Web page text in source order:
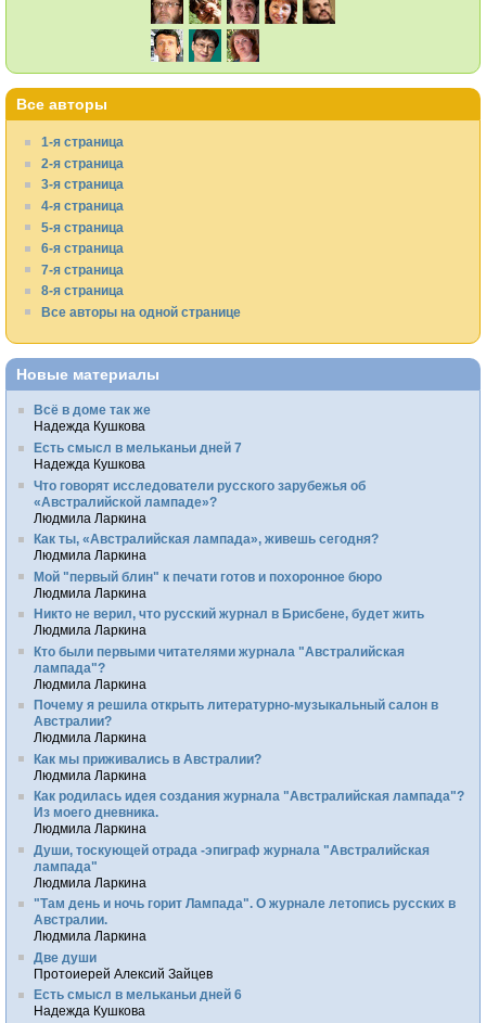
Все авторы
1-я страница
2-я страница
3-я страница
4-я страница
5-я страница
6-я страница
7-я страница
8-я страница
Все авторы на одной странице
Новые материалы
Всё в доме так же
Надежда Кушкова
Есть смысл в мельканьи дней 7
Надежда Кушкова
Что говорят исследователи русского зарубежья об
«Австралийской лампаде»?
Людмила Ларкина
Как ты, «Австралийская лампада», живешь сегодня?
Людмила Ларкина
Мой "первый блин" к печати готов и похоронное бюро
Людмила Ларкина
Никто не верил, что русский журнал в Брисбене, будет жить
Людмила Ларкина
Кто были первыми читателями журнала "Австралийская
лампада"?
Людмила Ларкина
Почему я решила открыть литературно-музыкальный салон в
Австралии?
Людмила Ларкина
Как мы приживались в Австралии?
Людмила Ларкина
Как родилась идея создания журнала "Австралийская лампада"?
Из моего дневника.
Людмила Ларкина
Души, тоскующей отрада -эпиграф журнала "Австралийская
лампада"
Людмила Ларкина
"Там день и ночь горит Лампада". О журнале летопись русских в
Австралии.
Людмила Ларкина
Две души
Протоиерей Алексий Зайцев
Есть смысл в мельканьи дней 6
Надежда Кушкова